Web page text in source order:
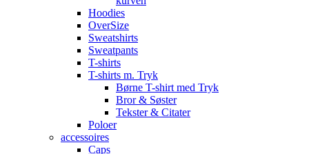
Hoodies
OverSize
Sweatshirts
Sweatpants
T-shirts
T-shirts m. Tryk
Børne T-shirt med Tryk
Bror & Søster
Tekster & Citater
Poloer
accessoires
Caps